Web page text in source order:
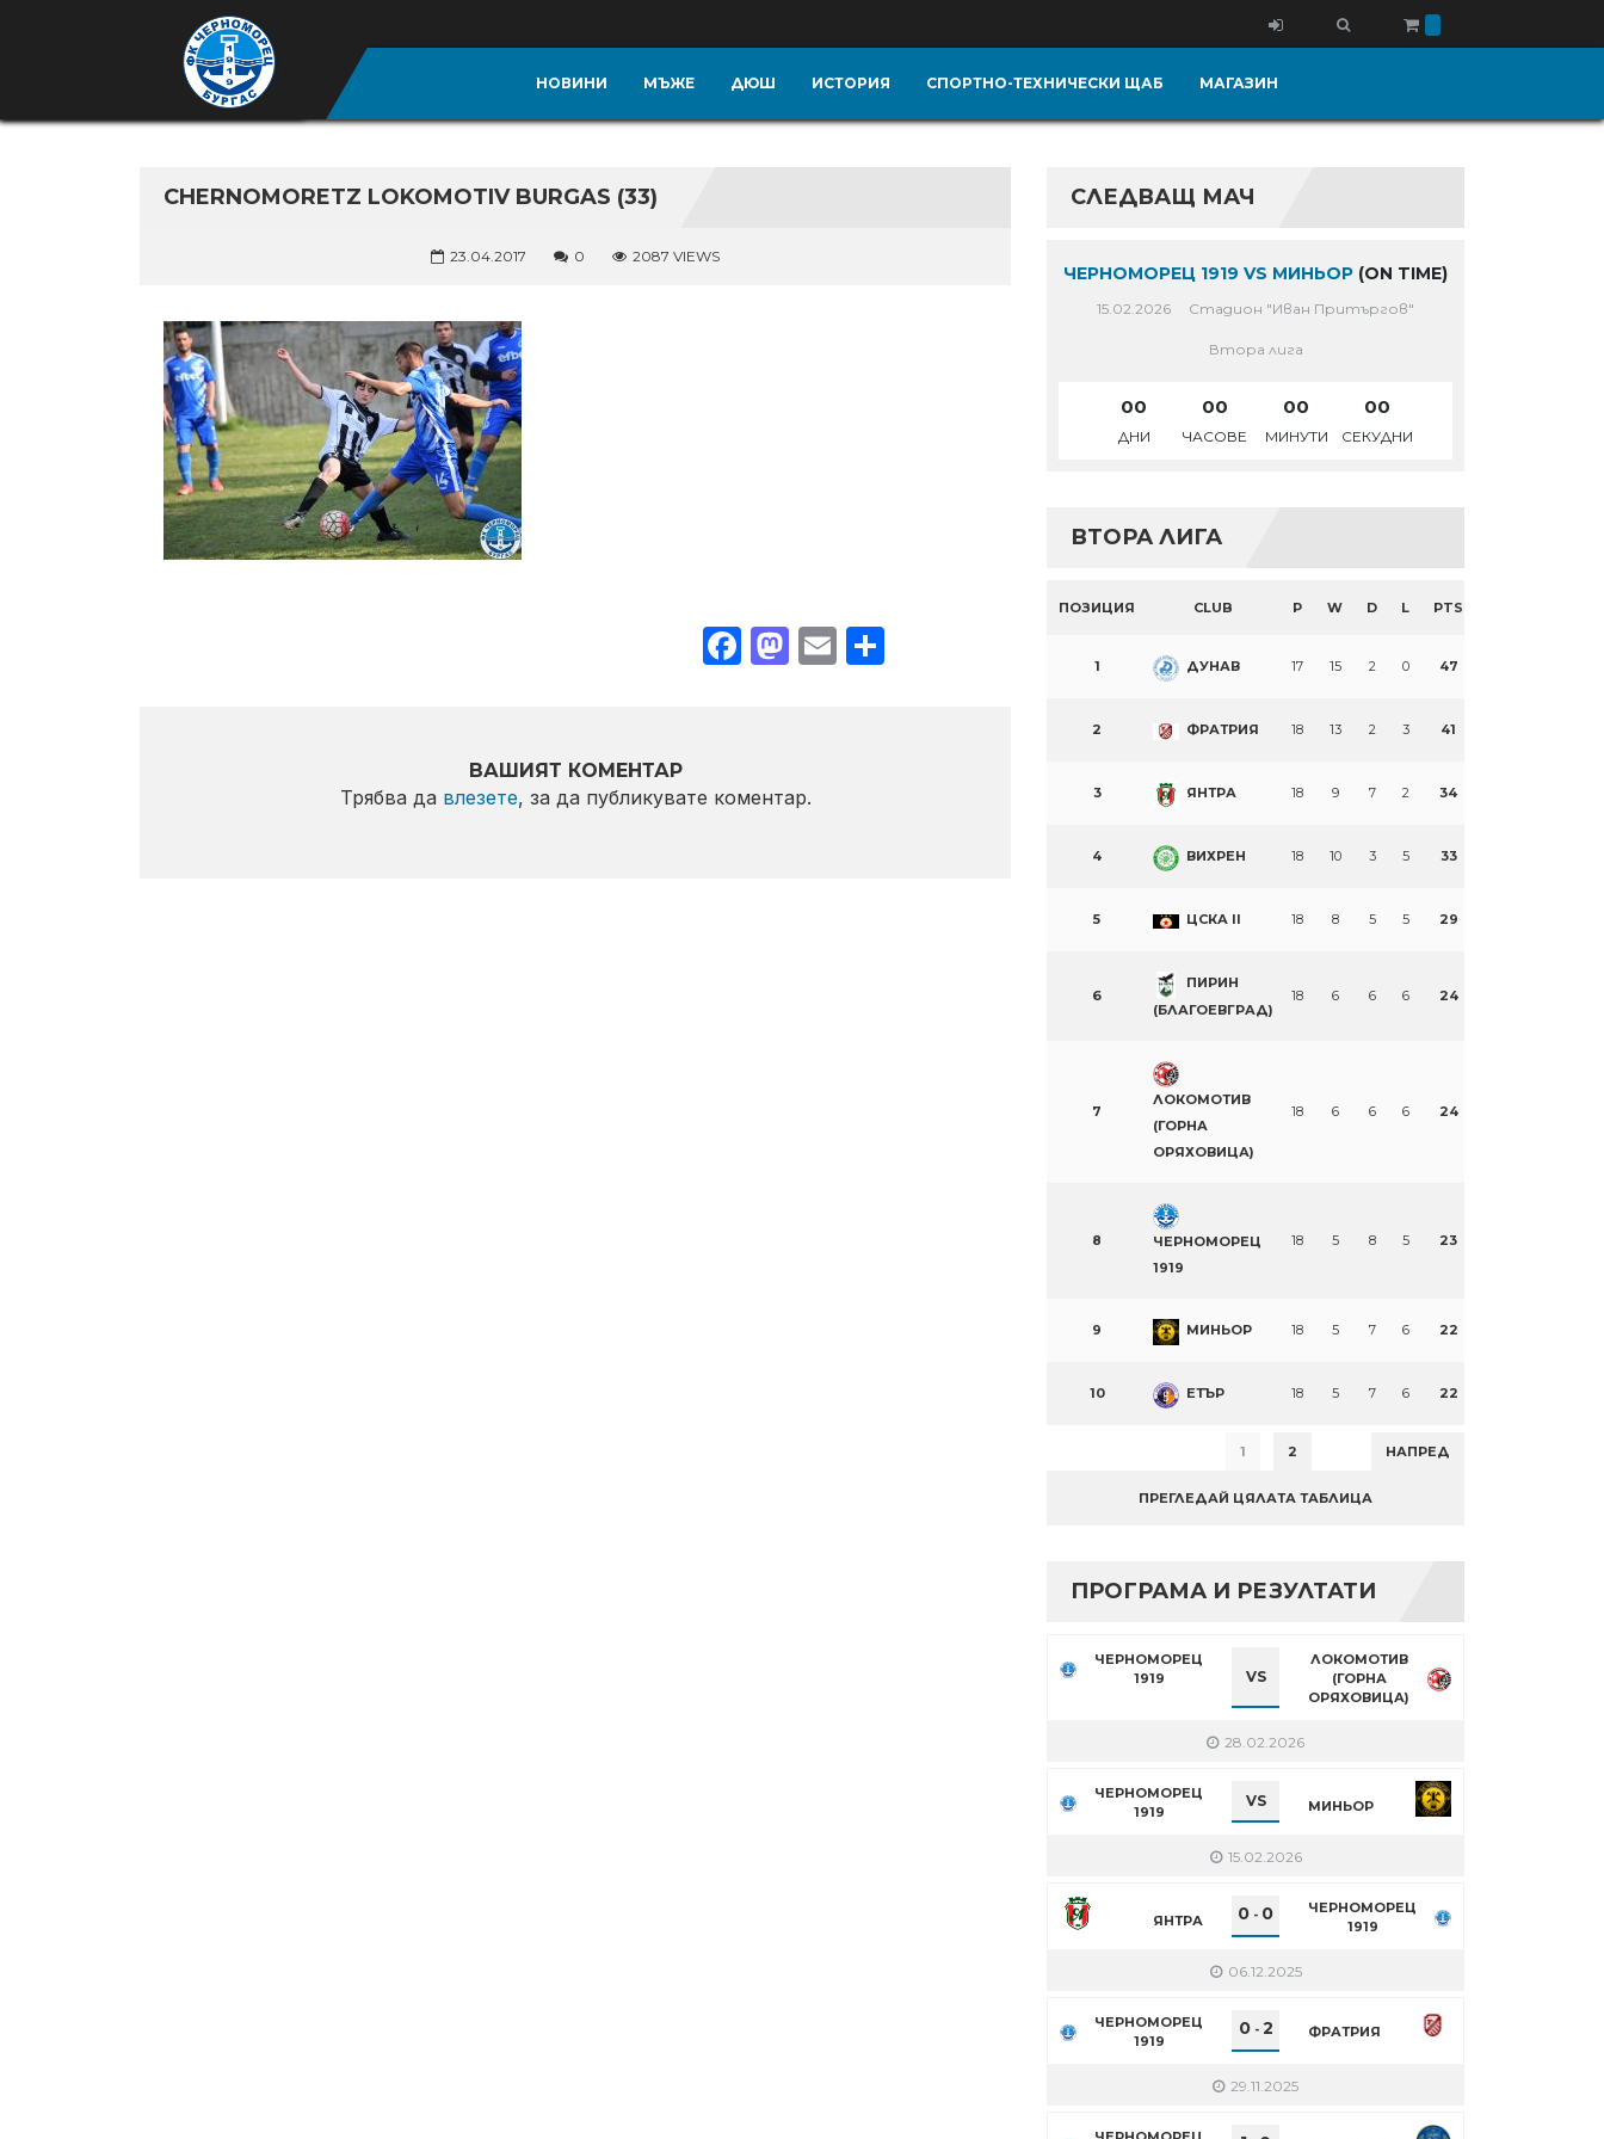
НОВИНИ МЪЖЕ ДЮШ ИСТОРИЯ СПОРТНО-ТЕХНИЧЕСКИ ЩАБ МАГАЗИН
CHERNOMORETZ LOKOMOTIV BURGAS (33)
23.04.2017 0 2087 VIEWS
Facebook
Mastodon
EmailShare
ВАШИЯТ КОМЕНТАР
Трябва да влезете, за да публикувате коментар.
СЛЕДВАЩ МАЧ
ЧЕРНОМОРЕЦ 1919 VS МИНЬОР (ON TIME)
15.02.2026 Стадион "Иван Притъргов"
Втора лига
00
ДНИ
00
ЧАСОВЕ
00
МИНУТИ
00
СЕКУДНИ
ВТОРА ЛИГА
ПОЗИЦИЯ CLUB P W D L PTS
1 ДУНАВ 17 15 2 0 47
2 ФРАТРИЯ 18 13 2 3 41
3 ЯНТРА 18 9 7 2 34
4 ВИХРЕН 18 10 3 5 33
5 ЦСКА II 18 8 5 5 29
6
ПИРИН
(БЛАГОЕВГРАД)
18 6 6 6 24
7
ЛОКОМОТИВ
(ГОРНА
ОРЯХОВИЦА)
18 6 6 6 24
8
ЧЕРНОМОРЕЦ
1919
18 5 8 5 23
9 МИНЬОР 18 5 7 6 22
10 ЕТЪР 18 5 7 6 22
1 2 НАПРЕД
ПРЕГЛЕДАЙ ЦЯЛАТА ТАБЛИЦА
ПРОГРАМА И РЕЗУЛТАТИ
ЧЕРНОМОРЕЦ
1919
VS
ЛОКОМОТИВ
(ГОРНА
ОРЯХОВИЦА)
28.02.2026
ЧЕРНОМОРЕЦ
1919
VS МИНЬОР
15.02.2026
ЯНТРА 0 - 0
ЧЕРНОМОРЕЦ
1919
06.12.2025
ЧЕРНОМОРЕЦ
1919
0- 2 ФРАТРИЯ
29.11.2025